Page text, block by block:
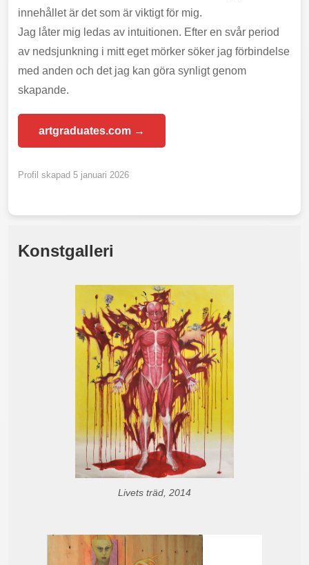
innehållet är det som är viktigt för mig.
Jag låter mig ledas av intuitionen. Efter en svår period
av nedsjunkning i mitt eget mörker söker jag förbindelse
med anden och det jag kan göra synligt genom
skapande.
artgraduates.com →
Profil skapad 5 januari 2026
Konstgalleri
Livets träd, 2014